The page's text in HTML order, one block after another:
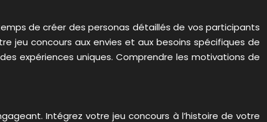
de créer des personas détaillés de vos participants
jeu concours aux envies et aux besoins spécifiques de
expériences uniques. Comprendre les motivations de
Intégrez votre jeu concours à l’histoire de votre